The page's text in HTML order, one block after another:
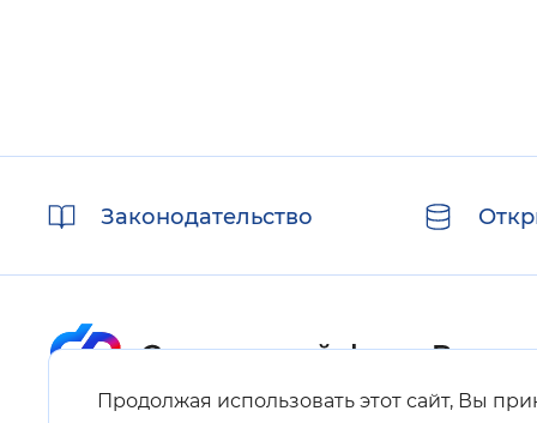
Продолжая использовать этот сайт, Вы
ссылкиЗаконодательство